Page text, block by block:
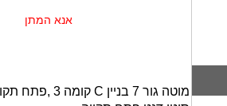
אנא המתן
מוטה גור 7 בניין C קומה 3 ,פתח תקווה